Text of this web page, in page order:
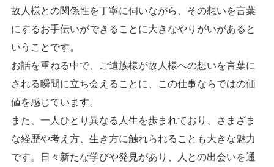
故人様との関係性を丁寧に伺いながら、その想いを言葉
にするお手伝いができることに大きなやりがいがあると
いうことです。
お話を重ねる中で、ご遺族様が故人様への想いを言葉に
される瞬間に立ち会えることに、この仕事ならではの価
値を感じています。
また、一人ひとり異なる人生を歩まれており、さまざま
な経歴や考え方、生き方に触れられることも大きな魅力
です。日々新たな学びや発見があり、人との出会いを通